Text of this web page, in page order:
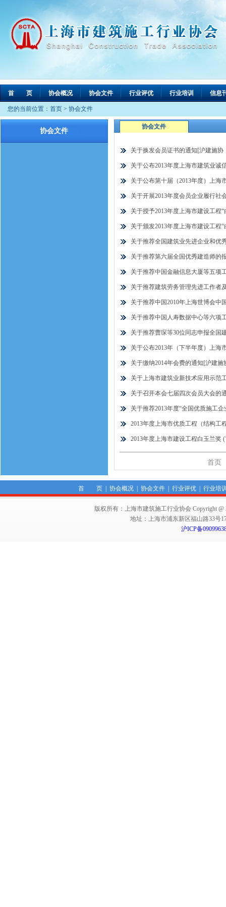
首 页 协会概况 协会文件 行业评优 行业培训 信息
您的当前位置： 首页 > 协会文件
协会文件
协会文件
关于换发会员证书的通知[沪建施协
关于公布2013年度上海市建筑业诚
关于公布第十届（2013年度）上海
关于开展2013年度会员企业履行社
关于授予2013年度上海市建设工程
关于颁发2013年度上海市建设工程
关于推荐全国建筑业先进企业和优
关于推荐第六届全国优秀建造师的
关于推荐中国金融信息大厦等五项
关于推荐建筑劳务管理先进工作者
关于推荐中国2010年上海世博会中
关于推荐中国人寿数据中心等六项
关于推荐曹琛等30位同志申报全国
关于公布2013年（下半年度）上海
关于缴纳2014年会费的通知[沪建施
关于上海市建筑业新技术应用示范
关于召开本会七届四次会员大会的
关于推荐2013年度“全国优质施工
2013年度上海市优质工程（结构工
2013年度上海市建设工程白玉兰奖
首页
首 页| 协会概况| 协会文件| 行业评优| 行业培
版权所有：上海市建筑施工行业协会 Copyright @
地址：上海市浦东新区福山路33号
沪ICP备